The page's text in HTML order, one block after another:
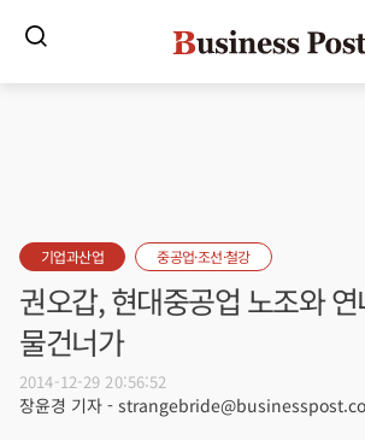
기업과산업 중공업·조선·철강
권오갑, 현대중공업 노조와
물건너가
2014-12-29 20:56:52
장윤경 기자 -